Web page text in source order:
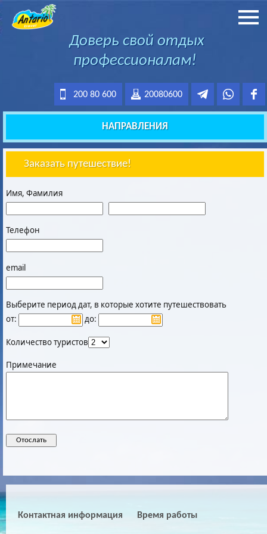
Доверь свой отдых
профессионалам!
20080600
200 80 600
НАПРАВЛЕНИЯ
Заказать путешествие!
Имя, Фамилия
Телефон
email
Выберите период дат, в которые хотите путешествовать
от:
до:
Количество туристов
Примечание
Контактная информация Время работы